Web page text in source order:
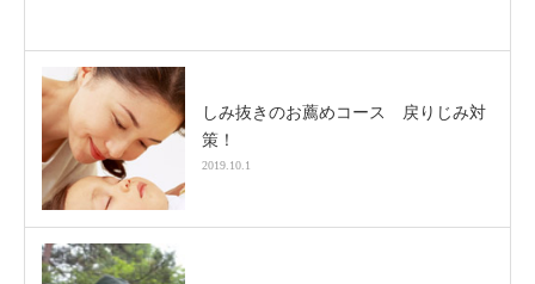
しみ抜きのお薦めコース 戻りじみ対
策！
2019.10.1